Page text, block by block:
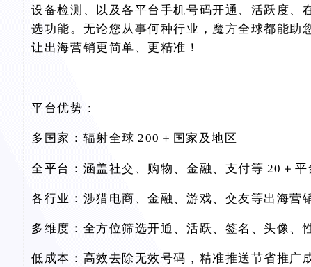
设备检测、以及各平台手机号码开通、活跃度
选功能。无论您从事何种行业，魔方全球都能助
让出海营销更简单、更精准！
平台优势：
多国家：辐射全球 200＋国家及地区
全平台：涵盖社交、购物、金融、支付等 20＋平
各行业：涉猎电商、金融、游戏、交友等出海营
多维度：全方位筛选开通、活跃、签名、头像、
低成本：高效去除无效号码，精准推送节省推广